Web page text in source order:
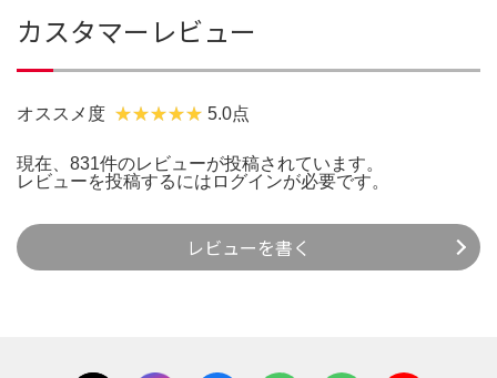
カスタマーレビュー
オススメ度 5.0点
現在、831件のレビューが投稿されています。
レビューを投稿するには ログインが必要です。
レビューを書く